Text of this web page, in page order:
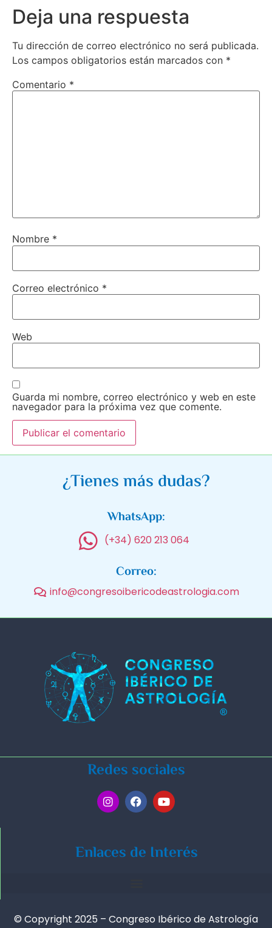
Deja una respuesta
Tu dirección de correo electrónico no será publicada.
Los campos obligatorios están marcados con *
Comentario *
Nombre *
Correo electrónico *
Web
Guarda mi nombre, correo electrónico y web en este
navegador para la próxima vez que comente.
¿Tienes más dudas?
WhatsApp:
(+34) 620 213 064
Correo:
info@congresoibericodeastrologia.com
Redes sociales
Enlaces de Interés
© Copyright 2025 – Congreso Ibérico de Astrología